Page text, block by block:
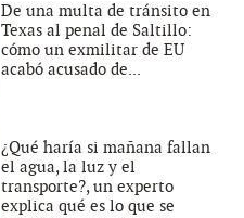
De una multa de tránsito en
Texas al penal de Saltillo:
cómo un exmilitar de EU
acabó acusado de...
¿Qué haría si mañana fallan
el agua, la luz y el
transporte?, un experto
explica qué es lo que se